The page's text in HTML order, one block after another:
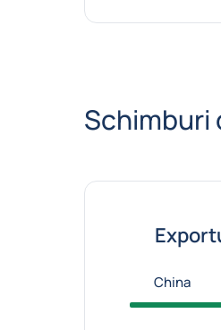
Schimburi
China